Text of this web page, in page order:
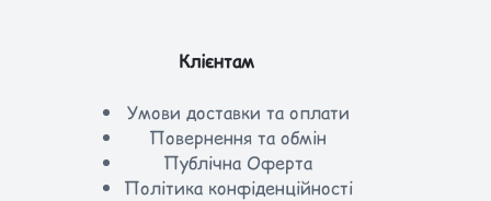
Клієнтам
Умови доставки та оплати
Повернення та обмін
Публічна Оферта
Політика конфіденційності